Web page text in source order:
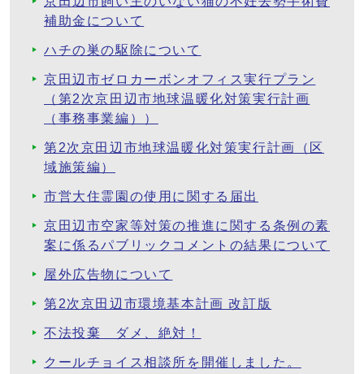
補助金について
ハチの巣の駆除について
京田辺市ゼロカーボンオフィス実行プラン
（第2次京田辺市地球温暖化対策実行計画
（事務事業編））
第2次京田辺市地球温暖化対策実行計画（区
域施策編）
市営大住霊園の使用に関する届出
京田辺市空家等対策の推進に関する条例の素
案に係るパブリックコメントの結果について
屋外広告物について
第2次京田辺市環境基本計画 改訂版
不法投棄 ダメ、絶対！
クールチョイス相談所を開催しました。